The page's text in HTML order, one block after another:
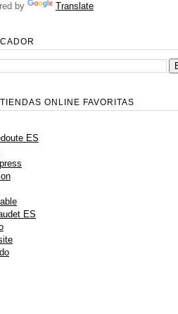
by Translate
ONLINE FAVORITAS
ES
ES